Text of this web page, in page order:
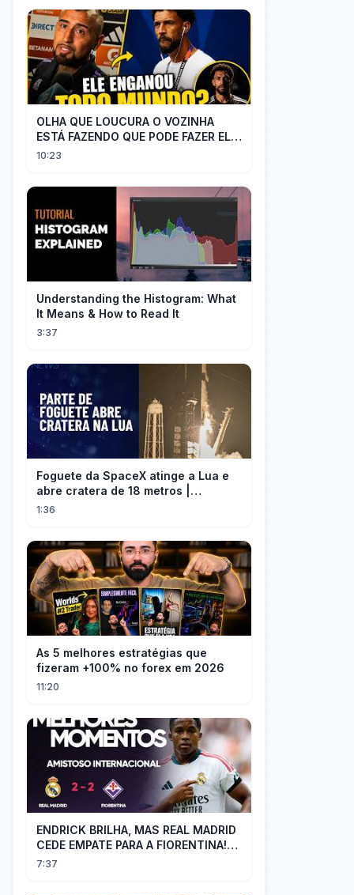
OLHA QUE LOUCURA O VOZINHA
ESTÁ FAZENDO QUE PODE FAZER ELE
PERDER MUITA MORAL COM QUEM
10:23
Understanding the Histogram: What
It Means & How to Read It
3:37
Foguete da SpaceX atinge a Lua e
abre cratera de 18 metros |
InfoMoney News
1:36
As 5 melhores estratégias que
fizeram +100% no forex em 2026
11:20
ENDRICK BRILHA, MAS REAL MADRID
CEDE EMPATE PARA A FIORENTINA!
MM - Real Madrid 2 x 2 Fiorentina
7:37